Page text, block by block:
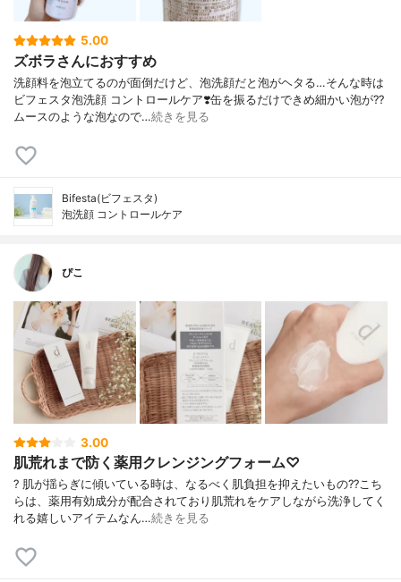
5.00
ズボラさんにおすすめ
洗顔料を泡立てるのが面倒だけど、泡洗顔だと泡がヘタる…そんな時は
ビフェスタ泡洗顔 コントロールケア❣️缶を振るだけできめ細かい泡が?‍?️
ムースのような泡なので…続きを見る
Bifesta(ビフェスタ)
泡洗顔 コントロールケア
ぴこ
3.00
肌荒れまで防く薬用クレンジングフォーム♡
? 肌が揺らぎに傾いている時は、なるべく肌負担を抑えたいもの?? こち
らは、薬用有効成分が配合されており肌荒れをケアしながら洗浄してく
れる嬉しいアイテムなん…続きを見る